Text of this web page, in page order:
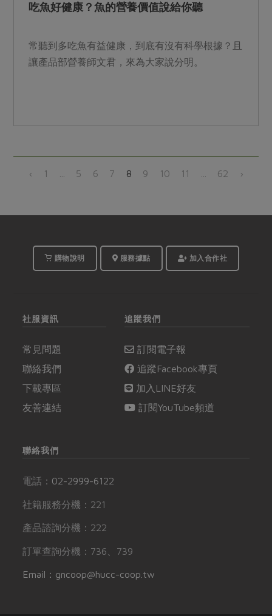
吃魚好健康？魚的營養價值說給你聽
常聽到多吃魚有益健康，到底有沒有科學根據？且
讓產品部營養師文君，來為大家說分明。
‹ 1 5 6 7 8 9 10 11 62 ›
購物說明 服務據點 加入合作社
社服資訊
常見問題
聯絡我們
下載專區
友善連結
追蹤我們
訂閱電子報
追蹤Facebook專頁
加入LINE好友
訂閱YouTube頻道
聯絡我們
電話： 02-2999-6122
社籍服務分機：221
產品諮詢分機：222
訂單查詢分機：736、739
Email：gncoop@hucc-coop.tw